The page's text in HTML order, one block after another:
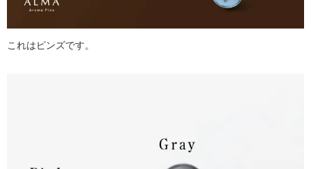
これはピンズです。